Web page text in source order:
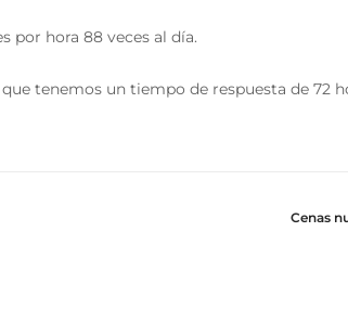
por hora 88 veces al día.
tenemos un tiempo de respuesta de 72
Cenas